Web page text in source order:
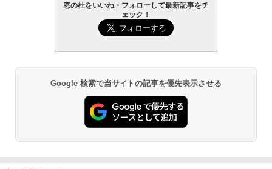
窓の杜をいいね・フォローして最新記事をチ
ェック！
Google 検索で当サイトの記事を優先表示させる